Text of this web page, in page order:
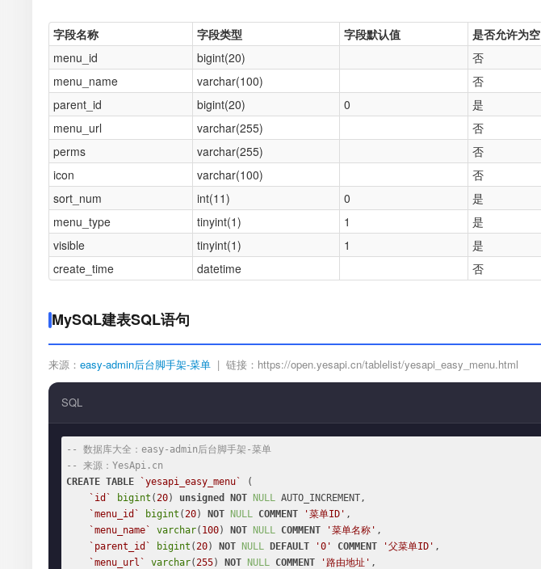
字段名称
字段类型 字段默认值 是否允许为空
menu_id
bigint(20) 否
menu_name
varchar(100) 否
parent_id
bigint(20) 0 是
menu_url
varchar(255) 否
perms
varchar(255) 否
icon
varchar(100) 否
sort_num
int(11) 0 是
menu_type
tinyint(1) 1 是
visible
tinyint(1) 1 是
create_time
datetime 否
MySQL建表SQL语句
来源： easy-admin后台脚手架-菜单 | 链接：https://open.yesapi.cn/tablelist/yesapi_easy_menu.html
SQL
-- 数据库大全：easy-admin后台脚手架-菜单
-- 来源：YesApi.cn
CREATE TABLE `yesapi_easy_menu`
(
`id`
bigint (20) unsigned NOT NULL AUTO_INCREMENT,
`menu_id`
bigint (20) NOT NULL COMMENT '菜单ID' ,
`menu_name`
varchar( 100) NOT NULL COMMENT '菜单名称' ,
`parent_id`
bigint (20) NOT NULL DEFAULT '0' COMMENT '父菜单ID' ,
`menu_url`
varchar(255) NOT NULL COMMENT '路由地址' ,